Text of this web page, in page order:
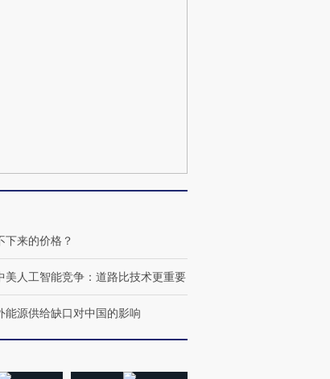
马航飞行员跨国走私7万
下来的价格？
美人工智能竞争：道路比技术更重要
能源供给缺口对中国的影响